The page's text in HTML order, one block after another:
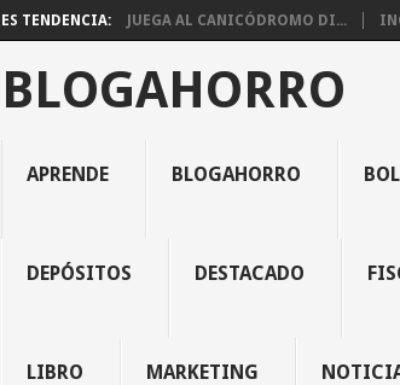
ES TENDENCIA: JUEGA AL CANICÓDROMO DI...
BLOGAHORRO
APRENDE BLOGAHORRO
DEPÓSITOS DESTACADO
LIBRO MARKETING